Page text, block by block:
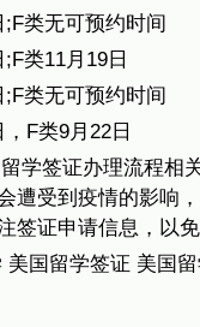
类无可预约时间
类11月19日
类无可预约时间
F类9月22日
学签证办理流程相
遭受到疫情的影响
签证申请信息，以
美国留学签证 美国